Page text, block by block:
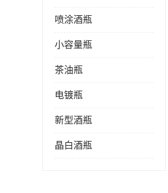
喷涂酒瓶
小容量瓶
茶油瓶
电镀瓶
新型酒瓶
晶白酒瓶